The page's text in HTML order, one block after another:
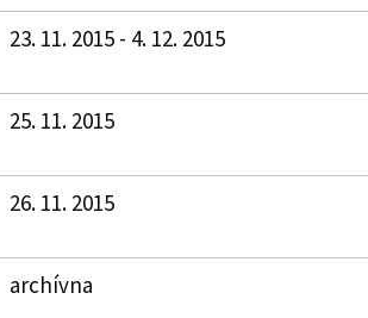
23. 11. 2015 - 4. 12. 2015
25. 11. 2015
26. 11. 2015
archívna